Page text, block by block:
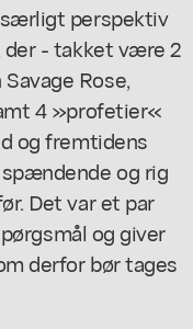
perspektiv
der - takket være 2
Rose,
4 »profetier«
og fremtidens
og rig
Det var et par
og giver
derfor bør tages